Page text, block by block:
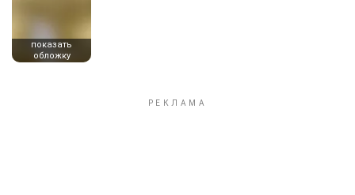
показать
обложку